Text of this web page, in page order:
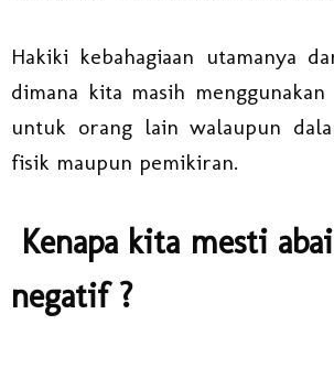
Hakiki kebahagiaan utamanya
dimana kita masih
untuk orang lain walaupun
fisik maupun pemikiran.
Kenapa kita mesti
negatif ?